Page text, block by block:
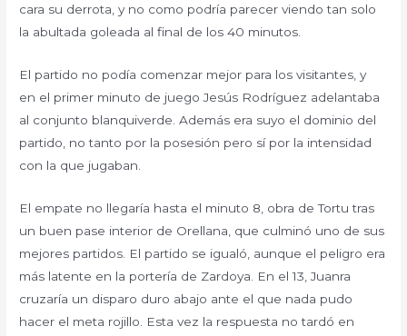
cara su derrota, y no como podría parecer viendo tan solo
la abultada goleada al final de los 40 minutos.
El partido no podía comenzar mejor para los visitantes, y
en el primer minuto de juego Jesús Rodríguez adelantaba
al conjunto blanquiverde. Además era suyo el dominio del
partido, no tanto por la posesión pero sí por la intensidad
con la que jugaban.
El empate no llegaría hasta el minuto 8, obra de Tortu tras
un buen pase interior de Orellana, que culminó uno de sus
mejores partidos. El partido se igualó, aunque el peligro era
más latente en la portería de Zardoya. En el 13, Juanra
cruzaría un disparo duro abajo ante el que nada pudo
hacer el meta rojillo. Esta vez la respuesta no tardó en